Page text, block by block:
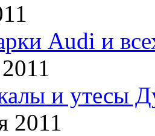
Audi и
и утесы
2011